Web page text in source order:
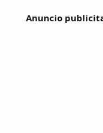
Anuncio